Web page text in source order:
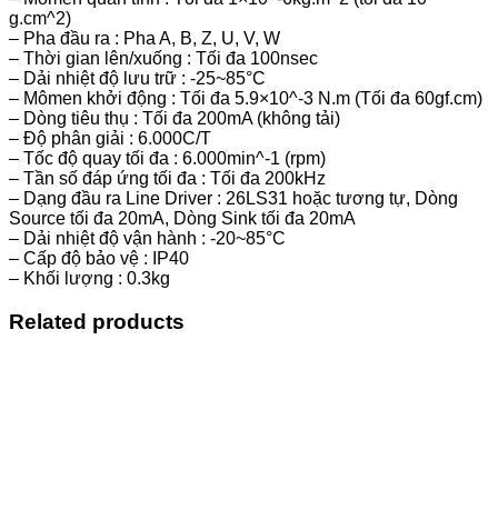
g.cm^2)
– Pha đầu ra : Pha A, B, Z, U, V, W
– Thời gian lên/xuống : Tối đa 100nsec
– Dải nhiệt độ lưu trữ : -25~85°C
– Mômen khởi động : Tối đa 5.9×10^-3 N.m (Tối đa 60gf.cm)
– Dòng tiêu thụ : Tối đa 200mA (không tải)
– Độ phân giải : 6.000C/T
– Tốc độ quay tối đa : 6.000min^-1 (rpm)
– Tần số đáp ứng tối đa : Tối đa 200kHz
– Dạng đầu ra Line Driver : 26LS31 hoặc tương tự, Dòng
Source tối đa 20mA, Dòng Sink tối đa 20mA
– Dải nhiệt độ vận hành : -20~85°C
– Cấp độ bảo vệ : IP40
– Khối lượng : 0.3kg
Related products